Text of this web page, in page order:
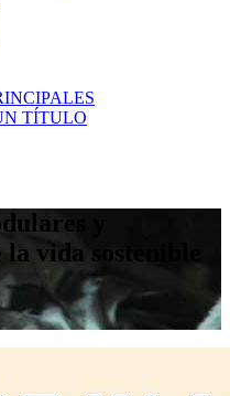
TÍTULO
y
vida sostenible